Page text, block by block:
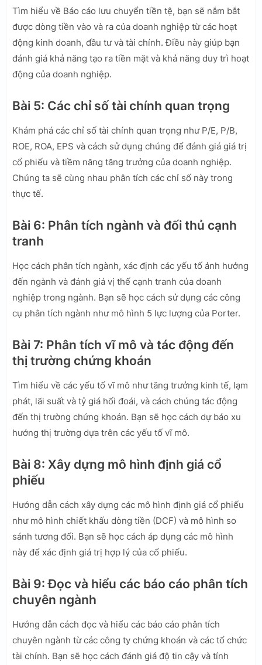
Tìm hiểu về Báo cáo lưu chuyển tiền tệ, bạn sẽ nắm bắt
được dòng tiền vào và ra của doanh nghiệp từ các hoạt
động kinh doanh, đầu tư và tài chính. Điều này giúp bạn
đánh giá khả năng tạo ra tiền mặt và khả năng duy trì hoạt
động của doanh nghiệp.
Bài 5: Các chỉ số tài chính quan trọng
Khám phá các chỉ số tài chính quan trọng như P/E, P/B,
ROE, ROA, EPS và cách sử dụng chúng để đánh giá giá trị
cổ phiếu và tiềm năng tăng trưởng của doanh nghiệp.
Chúng ta sẽ cùng nhau phân tích các chỉ số này trong
thực tế.
Bài 6: Phân tích ngành và đối thủ cạnh
tranh
Học cách phân tích ngành, xác định các yếu tố ảnh hưởng
đến ngành và đánh giá vị thế cạnh tranh của doanh
nghiệp trong ngành. Bạn sẽ học cách sử dụng các công
cụ phân tích ngành như mô hình 5 lực lượng của Porter.
Bài 7: Phân tích vĩ mô và tác động đến
thị trường chứng khoán
Tìm hiểu về các yếu tố vĩ mô như tăng trưởng kinh tế, lạm
phát, lãi suất và tỷ giá hối đoái, và cách chúng tác động
đến thị trường chứng khoán. Bạn sẽ học cách dự báo xu
hướng thị trường dựa trên các yếu tố vĩ mô.
Bài 8: Xây dựng mô hình định giá cổ
phiếu
Hướng dẫn cách xây dựng các mô hình định giá cổ phiếu
như mô hình chiết khấu dòng tiền (DCF) và mô hình so
sánh tương đối. Bạn sẽ học cách áp dụng các mô hình
này để xác định giá trị hợp lý của cổ phiếu.
Bài 9: Đọc và hiểu các báo cáo phân tích
chuyên ngành
Hướng dẫn cách đọc và hiểu các báo cáo phân tích
chuyên ngành từ các công ty chứng khoán và các tổ chức
tài chính. Bạn sẽ học cách đánh giá độ tin cậy và tính